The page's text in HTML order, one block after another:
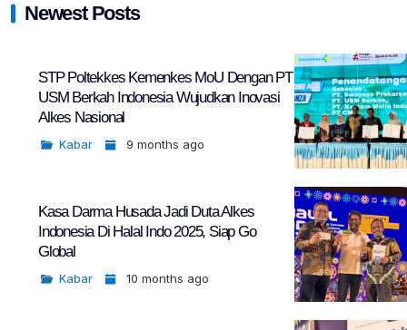
Newest Posts
STP Poltekkes Kemenkes MoU Dengan PT
USM Berkah Indonesia Wujudkan Inovasi
Alkes Nasional
Kabar 9 months ago
Kasa Darma Husada Jadi Duta Alkes
Indonesia Di Halal Indo 2025, Siap Go
Global
Kabar 10 months ago